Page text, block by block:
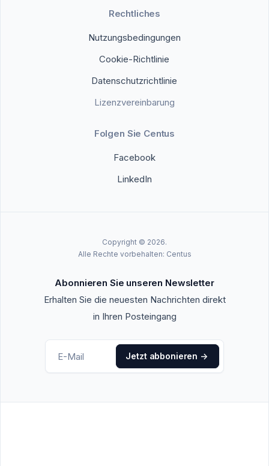
Rechtliches
Nutzungsbedingungen
Cookie-Richtlinie
Datenschutzrichtlinie
Lizenzvereinbarung
Folgen Sie Centus
Facebook
LinkedIn
Copyright © 2026.
Alle Rechte vorbehalten: Centus
Abonnieren Sie unseren Newsletter
Erhalten Sie die neuesten Nachrichten direkt
in Ihren Posteingang
Jetzt abbonieren ->